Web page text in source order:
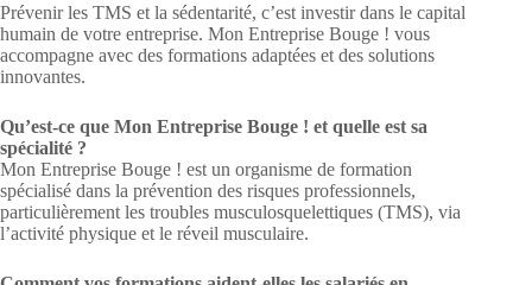
Prévenir les TMS et la sédentarité, c’est investir dans le capital
humain de votre entreprise. Mon Entreprise Bouge ! vous
accompagne avec des formations adaptées et des solutions
innovantes.
Qu’est-ce que Mon Entreprise Bouge ! et quelle est sa
spécialité ?
Mon Entreprise Bouge ! est un organisme de formation
spécialisé dans la prévention des risques professionnels,
particulièrement les troubles musculosquelettiques (TMS), via
l’activité physique et le réveil musculaire.